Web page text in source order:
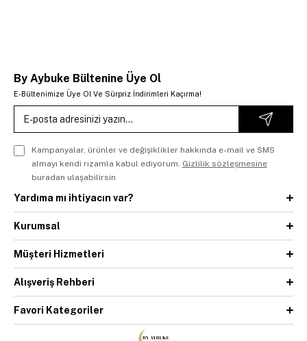
By Aybuke Bültenine Üye Ol
E-Bültenimize Üye Ol Ve Sürpriz İndirimleri Kaçırma!
Kampanyalar, ürünler ve değişiklikler hakkında e-mail ve SMS
almayı kendi rızamla kabul ediyorum. Gizlilik sözleşmesine
buradan ulaşabilirsin
Yardıma mı ihtiyacın var?
Kurumsal
Müşteri Hizmetleri
Alışveriş Rehberi
Favori Kategoriler